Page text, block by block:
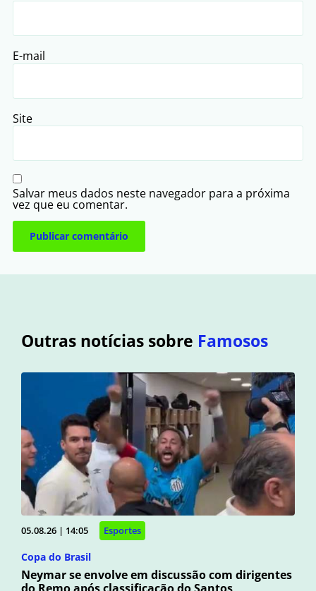
E-mail
Site
Salvar meus dados neste navegador para a próxima
vez que eu comentar.
Outras notícias sobre Famosos
05.08.26 | 14:05 Esportes
Copa do Brasil
Neymar se envolve em discussão com dirigentes